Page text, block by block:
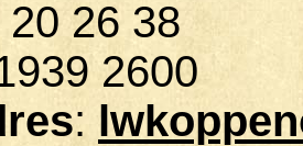
26 38
2600
: